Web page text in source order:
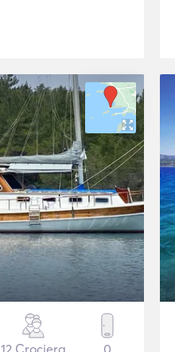
12 Crociera 0